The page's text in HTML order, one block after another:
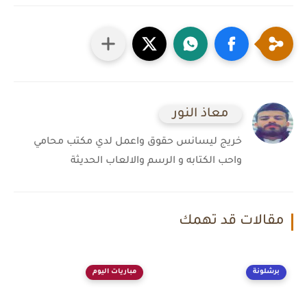
معاذ النور
خريج ليسانس حقوق واعمل لدي مكتب محامي
واحب الكتابه و الرسم والالعاب الحديثة
مقالات قد تهمك
برشلونة مباريات اليوم